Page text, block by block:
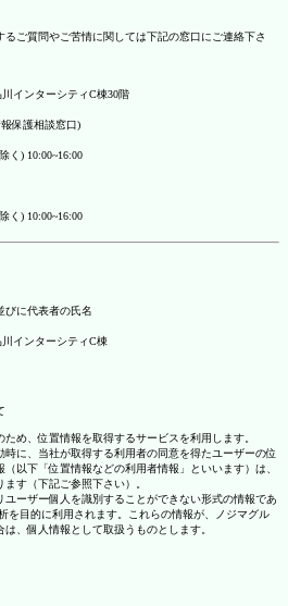
ご質問やご苦情に関しては下記の窓口にご連絡下さ
インターシティC棟30階
保護相談窓口)
く) 10:00~16:00
く) 10:00~16:00
びに代表者の氏名
川インターシティC棟
め、位置情報を取得するサービスを利用します。
に、当社が取得する利用者の同意を得たユーザーの位
以下「位置情報などの利用者情報」といいます）は、
す（下記ご参照下さい）。
ーザー個人を識別することができない形式の情報であ
を目的に利用されます。これらの情報が、ノジマグル
、個人情報として取扱うものとします。